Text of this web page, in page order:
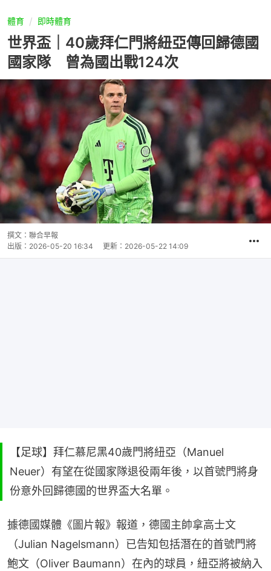
體育 即時體育
世界盃｜40歲拜仁門將紐亞傳回歸德國
國家隊 曾為國出戰124次
撰文： 聯合早報
出版： 2026-05-20 16:34 更新： 2026-05-22 14:09
【足球】拜仁慕尼黑40歲門將紐亞（Manuel
Neuer）有望在從國家隊退役兩年後，以首號門將身
份意外回歸德國的世界盃大名單。
據德國媒體《圖片報》報道，德國主帥拿高士文
（Julian Nagelsmann）已告知包括潛在的首號門將
鮑文（Oliver Baumann）在內的球員，紐亞將被納入